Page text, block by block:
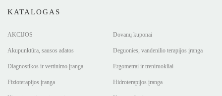
KATALOGAS
AKCIJOS Dovanų kuponai
Akupunktūra, sausos adatos Deguonies, vandenilio terapijos įranga
Diagnostikos ir vertinimo įranga Ergometrai ir treniruokliai
Fizioterapijos įranga Hidroterapijos įranga